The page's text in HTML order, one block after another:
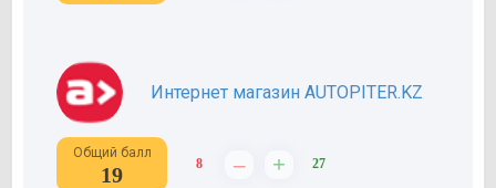
Интернет магазин AUTOPITER.KZ
Общий балл
19 8 – + 27